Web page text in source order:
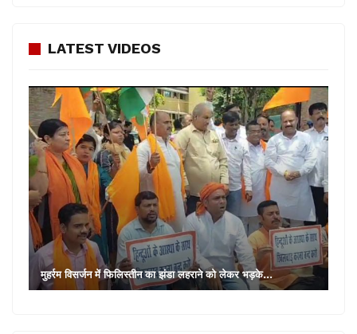
LATEST VIDEOS
मुहर्रम विसर्जन में फिलिस्तीन का झंडा लहराने को लेकर भड़के…